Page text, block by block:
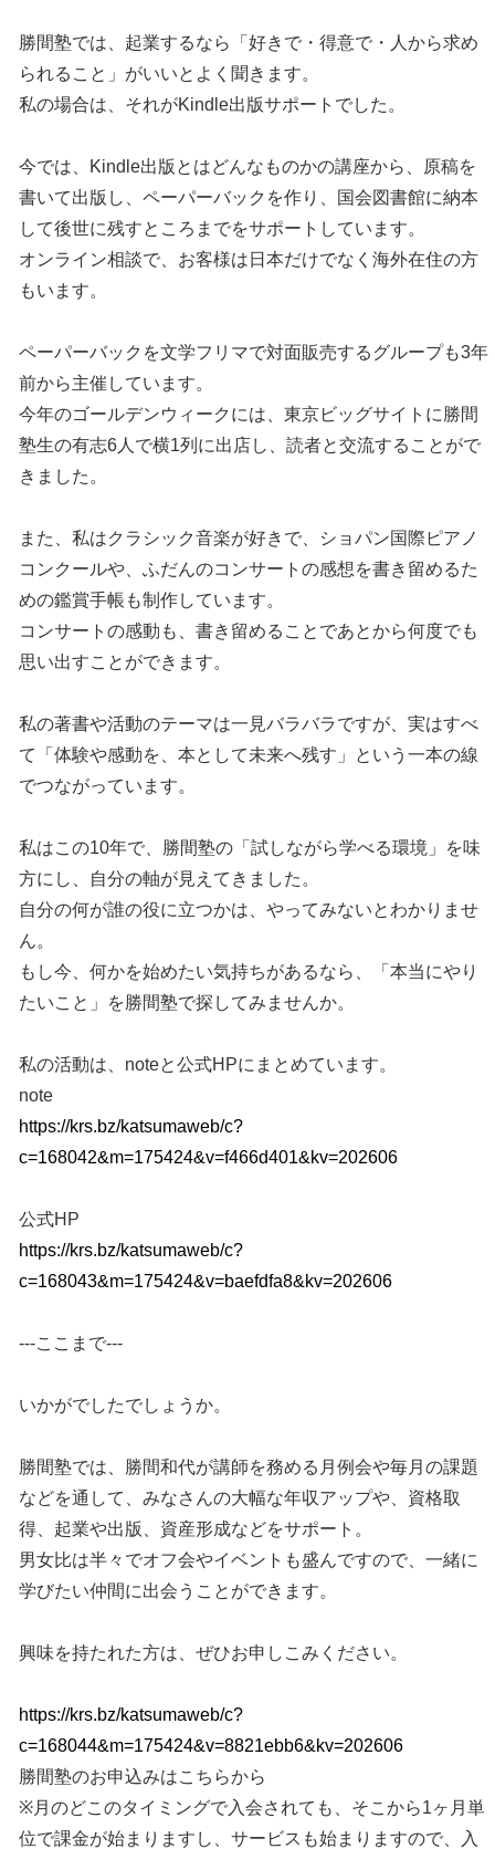
勝間塾では、起業するなら「好きで・得意で・人から求め
られること」がいいとよく聞きます。
私の場合は、それがKindle出版サポートでした。
今では、Kindle出版とはどんなものかの講座から、原稿を
書いて出版し、ペーパーバックを作り、国会図書館に納本
して後世に残すところまでをサポートしています。
オンライン相談で、お客様は日本だけでなく海外在住の方
もいます。
ペーパーバックを文学フリマで対面販売するグループも3年
前から主催しています。
今年のゴールデンウィークには、東京ビッグサイトに勝間
塾生の有志6人で横1列に出店し、読者と交流することがで
きました。
また、私はクラシック音楽が好きで、ショパン国際ピアノ
コンクールや、ふだんのコンサートの感想を書き留めるた
めの鑑賞手帳も制作しています。
コンサートの感動も、書き留めることであとから何度でも
思い出すことができます。
私の著書や活動のテーマは一見バラバラですが、実はすべ
て「体験や感動を、本として未来へ残す」という一本の線
でつながっています。
私はこの10年で、勝間塾の「試しながら学べる環境」を味
方にし、自分の軸が見えてきました。
自分の何が誰の役に立つかは、やってみないとわかりませ
ん。
もし今、何かを始めたい気持ちがあるなら、「本当にやり
たいこと」を勝間塾で探してみませんか。
私の活動は、noteと公式HPにまとめています。
note
https://krs.bz/katsumaweb/c?
c=168042&m=175424&v=f466d401&kv=202606
公式HP
https://krs.bz/katsumaweb/c?
c=168043&m=175424&v=baefdfa8&kv=202606
---ここまで---
いかがでしたでしょうか。
勝間塾では、勝間和代が講師を務める月例会や毎月の課題
などを通して、みなさんの大幅な年収アップや、資格取
得、起業や出版、資産形成などをサポート。
男女比は半々でオフ会やイベントも盛んですので、一緒に
学びたい仲間に出会うことができます。
興味を持たれた方は、ぜひお申しこみください。
https://krs.bz/katsumaweb/c?
c=168044&m=175424&v=8821ebb6&kv=202606
勝間塾のお申込みはこちらから
※月のどこのタイミングで入会されても、そこから1ヶ月単
位で課金が始まりますし、サービスも始まりますので、入